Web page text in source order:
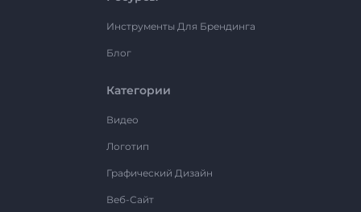
Инструменты Для Брендинга
Блог
Категории
Видео
Логотип
Графический Дизайн
Веб-Сайт